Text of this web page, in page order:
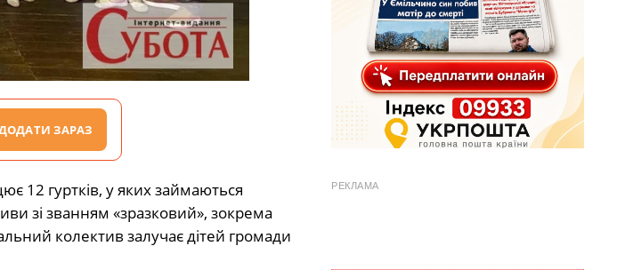
ЗАРАЗ
12 гуртків, у яких займаються
зі званням «зразковий», зокрема
колектив залучає дітей громади
РЕКЛАМА